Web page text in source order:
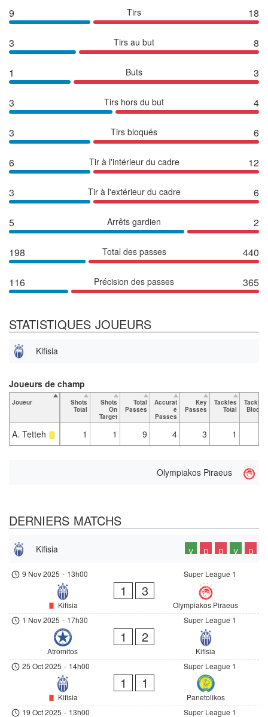
9 Tirs 18
3 Tirs au but 8
1 Buts 3
3 Tirs hors du but 4
3 Tirs bloqués 6
6 Tir à l'intérieur du cadre 12
3 Tir à l'extérieur du cadre 6
5 Arrêts gardien 2
198 Total des passes 440
116 Précision des passes 365
STATISTIQUES JOUEURS
Kifisia
Joueur
Shots
Total
Shots
On
Target
Total
Passes
Accurat
e
Passes
Key
Passes
Tackles
Total
Tackles
Blocks
A. Tetteh 1 1 9 4 3 1
Joueurs de champ
Olympiakos Piraeus
DERNIERS MATCHS
Kifisia V D D V D
Super League 1
9 Nov 2025 - 13h00
Kifisia
1 3
Olympiakos Piraeus
Super League 1
1 Nov 2025 - 17h30
Atromitos
1 2
Kifisia
Super League 1
25 Oct 2025 - 14h00
Kifisia
1 1
Panetolikos
Super League 1
19 Oct 2025 - 13h00